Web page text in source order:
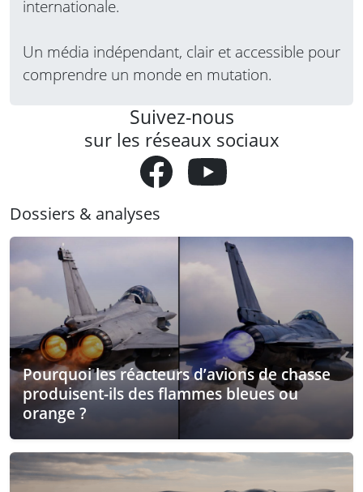
internationale.
Un média indépendant, clair et accessible pour
comprendre un monde en mutation.
Suivez-nous
sur les réseaux sociaux
Dossiers & analyses
Pourquoi les réacteurs d’avions de chasse
produisent-ils des flammes bleues ou
orange ?